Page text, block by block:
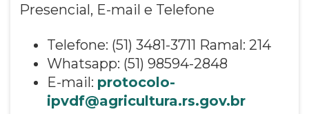
Presencial, E-mail e Telefone
Telefone: (51) 3481-3711 Ramal: 214
Whatsapp: (51) 98594-2848
E-mail: protocolo-
ipvdf@agricultura.rs.gov.br